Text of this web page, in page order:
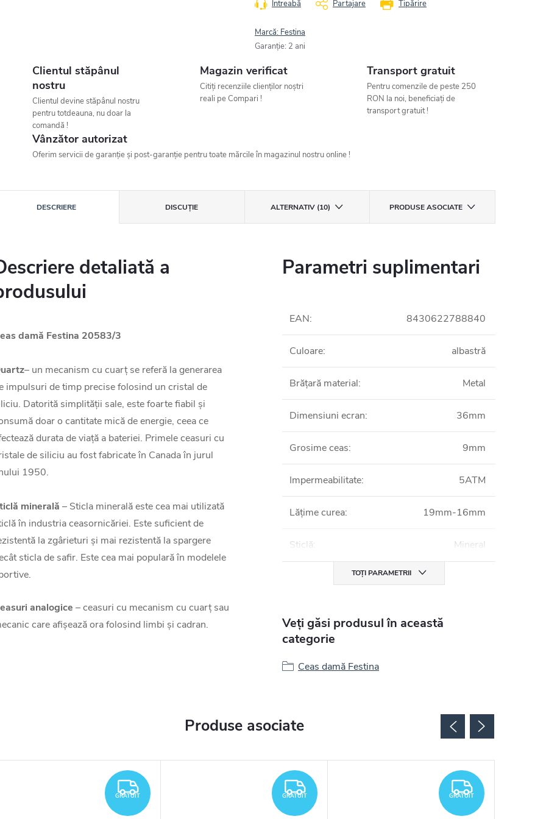
Tipărire
Întreabă Partajare
Marcă: Festina
Garanţie: 2 ani
Clientul stăpânul
nostru
Clientul devine stăpânul nostru
pentru totdeauna, nu doar la
comandă !
Magazin verificat
Citiți recenziile clienților noștri
reali pe Compari !
Transport gratuit
Pentru comenzile de peste 250
RON la noi, beneficiați de
transport gratuit !
Vânzător autorizat
Oferim servicii de garanție și post-garanție pentru toate mărcile în magazinul nostru online !
DESCRIERE DISCUŢIE ALTERNATIV (10) PRODUSE ASOCIATE
detaliată a
damă Festina 20583/3
– un mecanism cu cuarț se referă la generarea
impulsuri de timp precise folosind un cristal de
Datorită simplității sale, este foarte fiabil și
doar o cantitate mică de energie, ceea ce
durata de viață a bateriei. Primele ceasuri cu
de siliciu au fost fabricate în Canada în jurul
1950.
minerală – Sticla minerală este cea mai utilizată
în industria ceasornicăriei. Este suficient de
la zgârieturi și mai rezistentă la spargere
sticla de safir. Este cea mai populară în modelele
analogice – ceasuri cu mecanism cu cuarț sau
care afișează ora folosind limbi și cadran.
Parametri suplimentari
EAN: 8430622788840
Culoare: albastră
Brățară material: Metal
Dimensiuni ecran: 36mm
Grosime ceas: 9mm
Impermeabilitate: 5ATM
Lățime curea: 19mm-16mm
Sticlă: Mineral
TOȚI PARAMETRII
Veți găsi produsul în această
categorie
Ceas damă Festina
Produse asociate
GRATUIT
GRATUIT GRATUIT
GRATUIT GRATUIT
GRATUIT